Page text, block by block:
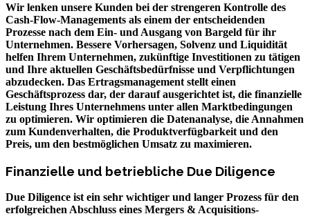
Wir lenken unsere Kunden bei der strengeren Kontrolle des
Cash-Flow-Managements als einem der entscheidenden
Prozesse nach dem Ein- und Ausgang von Bargeld für ihr
Unternehmen. Bessere Vorhersagen, Solvenz und Liquidität
helfen Ihrem Unternehmen, zukünftige Investitionen zu tätigen
und Ihre aktuellen Geschäftsbedürfnisse und Verpflichtungen
abzudecken. Das Ertragsmanagement stellt einen
Geschäftsprozess dar, der darauf ausgerichtet ist, die finanzielle
Leistung Ihres Unternehmens unter allen Marktbedingungen
zu optimieren. Wir optimieren die Datenanalyse, die Annahmen
zum Kundenverhalten, die Produktverfügbarkeit und den
Preis, um den bestmöglichen Umsatz zu maximieren.
Finanzielle und betriebliche Due Diligence
Due Diligence ist ein sehr wichtiger und langer Prozess für den
erfolgreichen Abschluss eines Mergers & Acquisitions-